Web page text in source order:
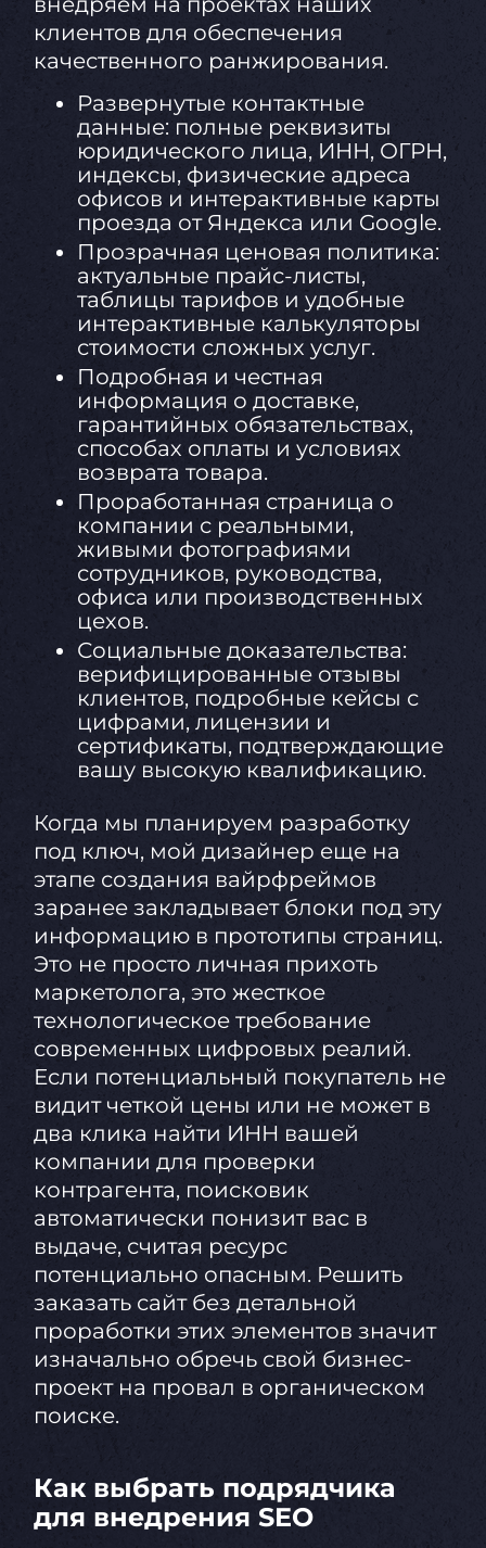
клиентов для обеспечения
качественного ранжирования.
Развернутые контактные
данные: полные реквизиты
юридического лица, ИНН, ОГРН,
индексы, физические адреса
офисов и интерактивные карты
проезда от Яндекса или Google.
Прозрачная ценовая политика:
актуальные прайс-листы,
таблицы тарифов и удобные
интерактивные калькуляторы
стоимости сложных услуг.
Подробная и честная
информация о доставке,
гарантийных обязательствах,
способах оплаты и условиях
возврата товара.
Проработанная страница о
компании с реальными,
живыми фотографиями
сотрудников, руководства,
офиса или производственных
цехов.
Социальные доказательства:
верифицированные отзывы
клиентов, подробные кейсы с
цифрами, лицензии и
сертификаты, подтверждающие
вашу высокую квалификацию.
Когда мы планируем разработку
под ключ, мой дизайнер еще на
этапе создания вайрфреймов
заранее закладывает блоки под эту
информацию в прототипы страниц.
Это не просто личная прихоть
маркетолога, это жесткое
технологическое требование
современных цифровых реалий.
Если потенциальный покупатель не
видит четкой цены или не может в
два клика найти ИНН вашей
компании для проверки
контрагента, поисковик
автоматически понизит вас в
выдаче, считая ресурс
потенциально опасным. Решить
заказать сайт без детальной
проработки этих элементов значит
изначально обречь свой бизнес-
проект на провал в органическом
поиске.
Как выбрать подрядчика
для внедрения SEO